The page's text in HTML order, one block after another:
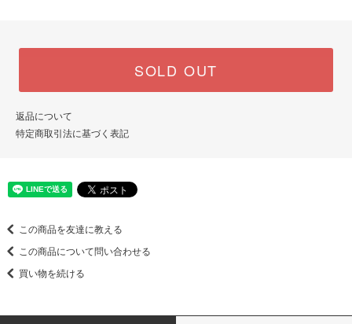
SOLD OUT
返品について
特定商取引法に基づく表記
この商品を友達に教える
この商品について問い合わせる
買い物を続ける